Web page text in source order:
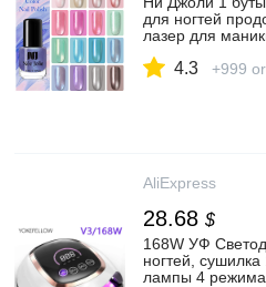
для ногтей
лазер для
Лак для ногтей|
4.3 +999
AliExpress
28.68 $
168W УФ
ногтей,
лампы 4 режима